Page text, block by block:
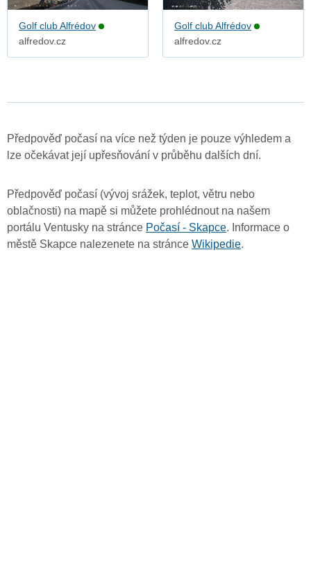
Golf club Alfrédov
alfredov.cz
Golf club Alfrédov
alfredov.cz
Předpověď počasí na více než týden je pouze výhledem a
lze očekávat její upřesňování v průběhu dalších dní.
Předpověď počasí (vývoj srážek, teplot, větru nebo
oblačnosti) na mapě si můžete prohlédnout na našem
portálu Ventusky na stránce Počasí - Skapce. Informace o
městě Skapce nalezenete na stránce Wikipedie.